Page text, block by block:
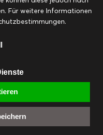
Ostern Resteküche
Startseite
& Suppen
EMAIL
Für weitere Informationen